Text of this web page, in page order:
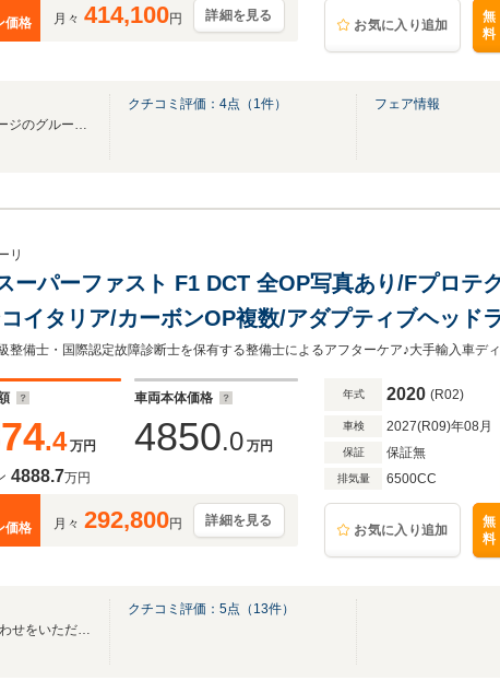
価格
月々 414,100円 詳細を見る
お気に入り追加
無
料
東証プライム上場企業株式会社ネクステージのグループ会社です。
クチコミ評価： 4点（ 1件） フェア情報
リ
ーパーファスト F1 DCT 全OP写真あり/Fプロテ
イタリア/カーボンOP複数/アダプティブヘッド
ター/チタニウムEXパイプ/レーシングシートリ
S
.4 万円
車両本体価格
4850.0 万円
4888.7万円
価格
月々 292,800円 詳細を見る
年式 2020 (R02)
車検 2027(R09)年08月
保証 保証無
排気量 6500CC
お気に入り追加
無
料
【クーポン】公式LINEから直接お問い合わせをいただきますと搬送費用サービス♪
クチコミ評価： 5点（ 13件）